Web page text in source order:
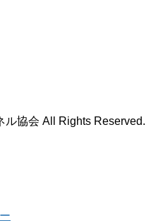
協会 All Rights Reserved.